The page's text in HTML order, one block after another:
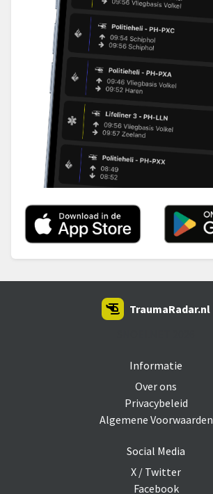
Informatie
Over ons
Privacybeleid
Algemene Voorwaarden
Social Media
X / Twitter
Facebook
TraumaRadar.nl